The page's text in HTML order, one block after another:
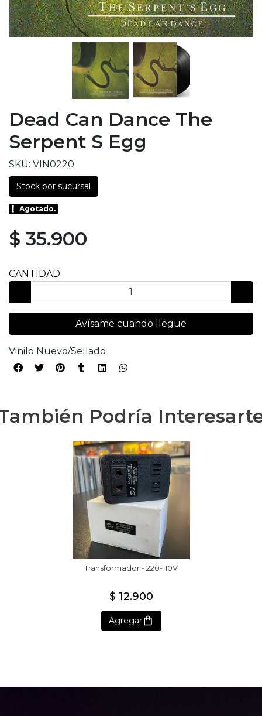
Dead Can Dance The
Serpent S Egg
SKU: VIN0220
Stock por sucursal
Agotado.
$ 35.900
CANTIDAD
Avísame cuando llegue
Vinilo Nuevo/Sellado
Podría
Transformador - 220-110V
$ 12.900
Agregar